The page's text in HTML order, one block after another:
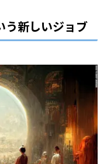
う新しいジョブ